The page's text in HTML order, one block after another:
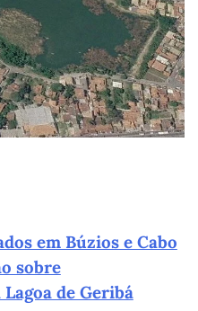
em Búzios e Cabo
sobre
de Geribá